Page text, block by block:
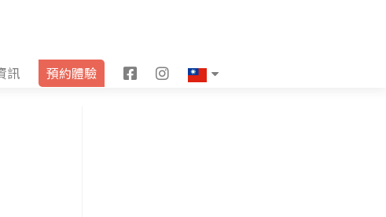
訊 預約體驗
F
I